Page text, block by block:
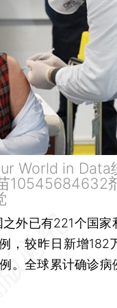
World in Data
10545684632
外已有221个国家
，较昨日新增182
。全球累计确诊病